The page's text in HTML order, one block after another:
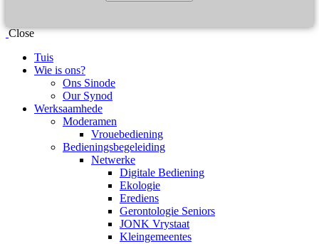
Close
Tuis
Wie is ons?
Ons Sinode
Our Synod
Werksaamhede
Moderamen
Vrouebediening
Bedieningsbegeleiding
Netwerke
Digitale Bediening
Ekologie
Erediens
Gerontologie Seniors
JONK Vrystaat
Kleingemeentes